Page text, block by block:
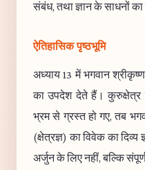
संबंध, तथा ज्ञान के साधनों का
ऐतिहासिक पृष्ठभूमि
अध्याय 13 में भगवान श्रीकृष्ण
का उपदेश देते हैं। कुरुक्षेत्र
भ्रम से ग्रस्त हो गए, तब
(क्षेत्रज्ञ) का विवेक का
अर्जुन के लिए नहीं, बल्कि